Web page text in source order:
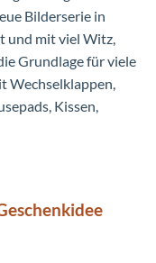
Bilderserie in
und mit viel Witz,
Grundlage für viele
Wechselklappen,
Kissen,